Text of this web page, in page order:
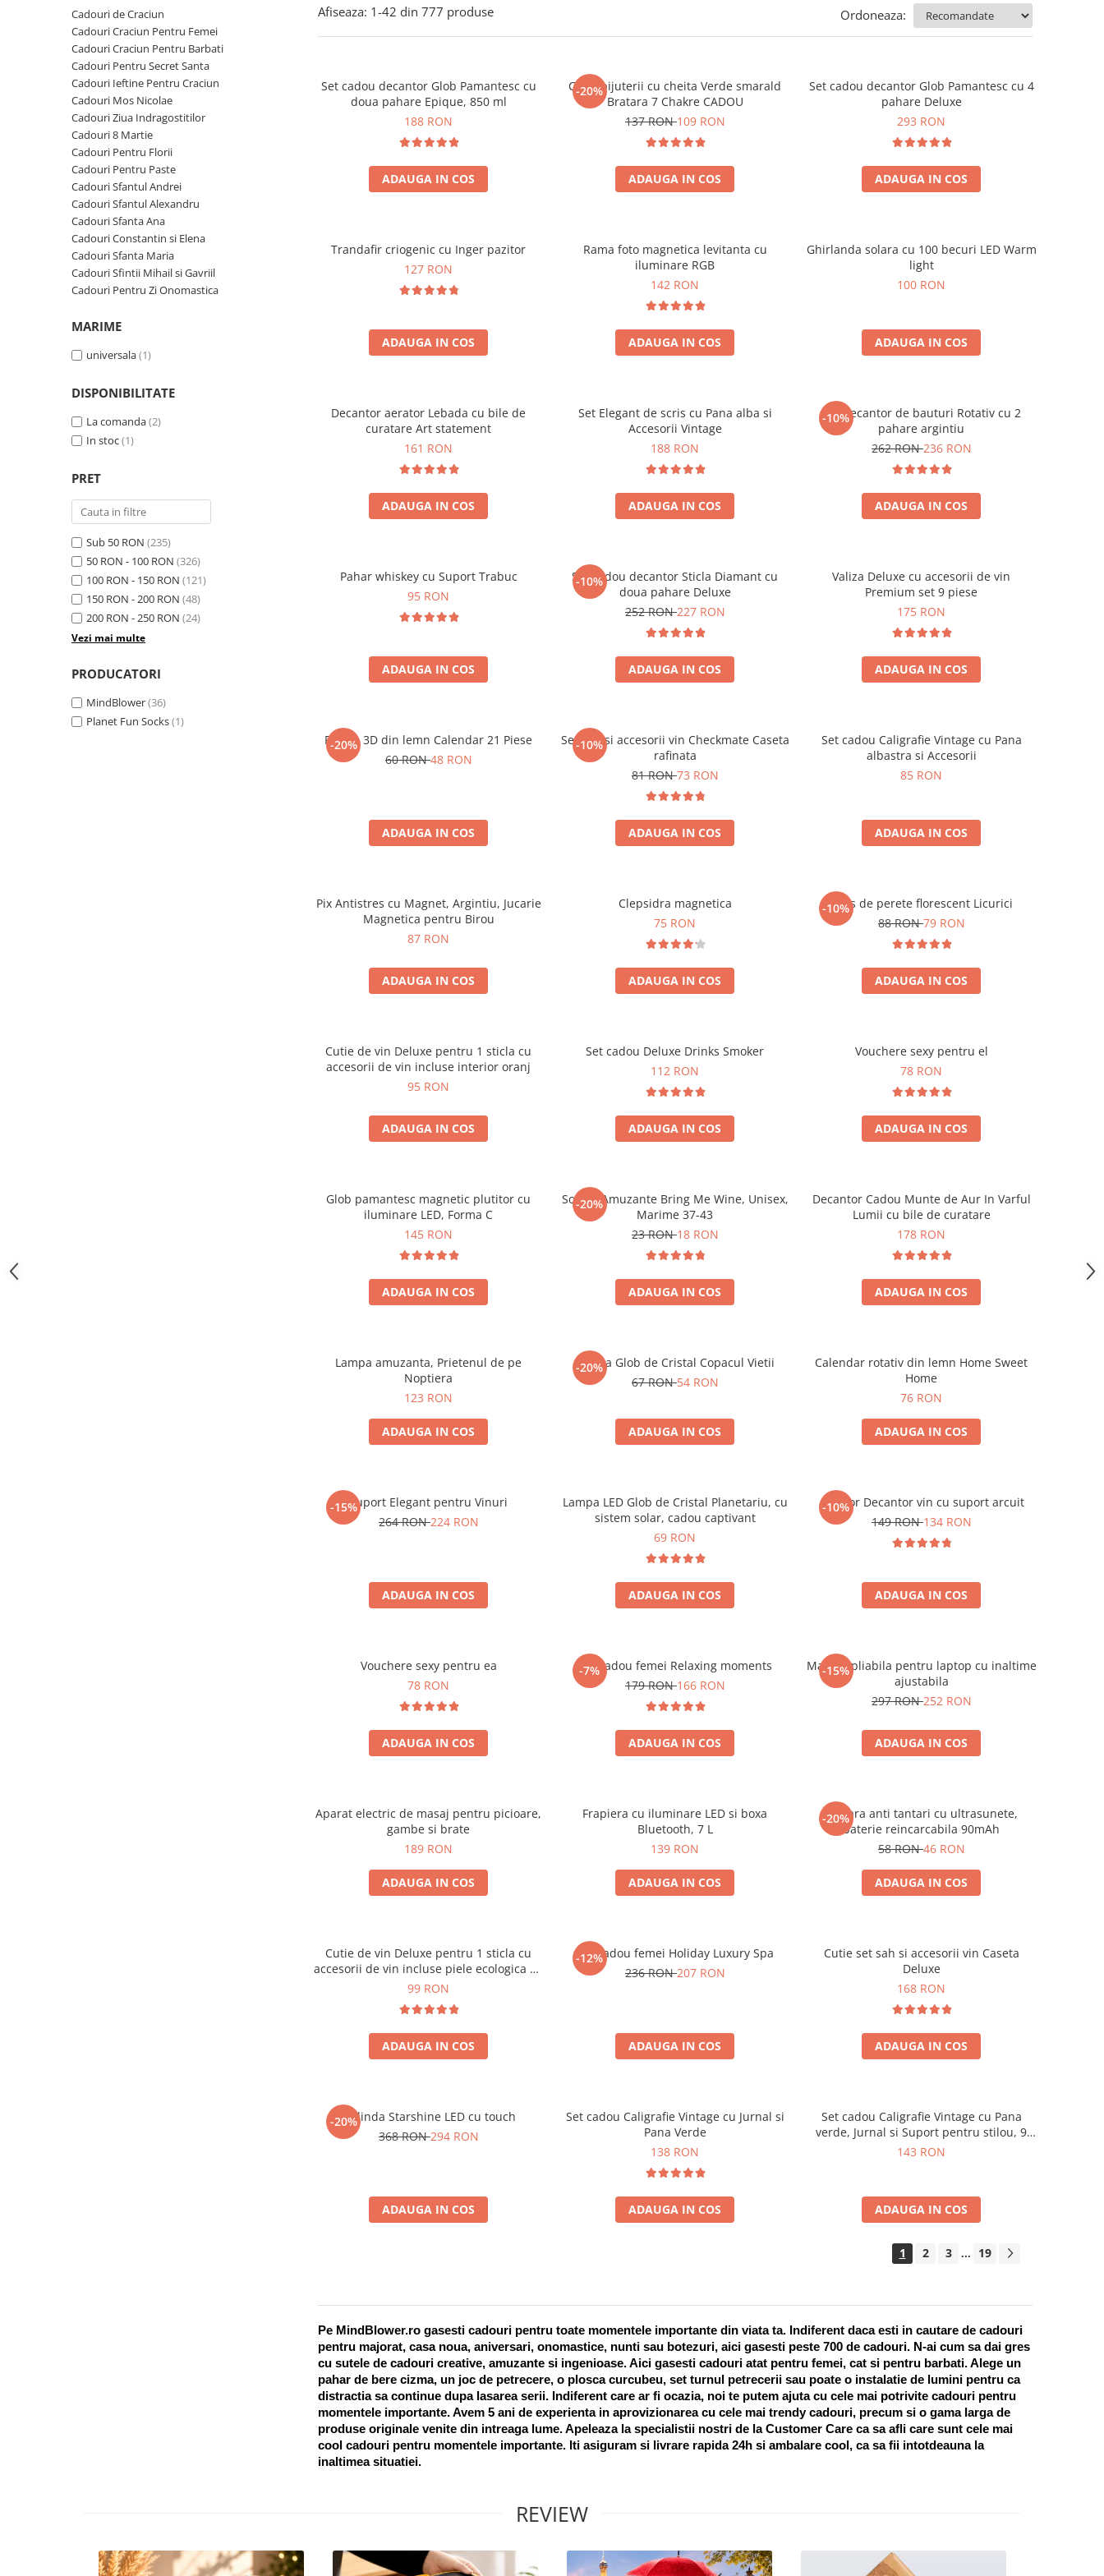
Cadouri Fete
Pentru Copilul din tine
Cadouri Haioase
Cadouri de Casa Noua
Cadouri Majorat
Cadouri pentru Nasi
Cadouri pentru Bunici
Cadouri pentru Prieteni
Cadouri pentru Sefi
Cel ce are tot
Cadouri Nunta si Cununie civila
Cani si Termosuri
Jocuri si Puzzle
Produse pentru Calatorie
Seturi de caligrafie
Cadouri Sfantul Alexandru
Cadouri Sfanta Ana
Cadouri Constantin si Elena
Cadouri Sfanta Maria
Cadouri Sfintii Mihail si Gavriil
Cadouri de Craciun
Cadouri Craciun Pentru Femei
Cadouri Craciun Pentru Barbati
Cadouri Pentru Secret Santa
Cadouri Ieftine Pentru Craciun
Cadouri Mos Nicolae
Cadouri Ziua Indragostitilor
Cadouri 8 Martie
Cadouri Pentru Florii
Cadouri Pentru Paste
Cadouri Sfantul Andrei
Cadouri Sfantul Alexandru
Cadouri Sfanta Ana
Cadouri Constantin si Elena
Cadouri Sfanta Maria
Cadouri Sfintii Mihail si Gavriil
Cadouri Pentru Zi Onomastica
MARIME
universala(1)
DISPONIBILITATE
La comanda(2)
In stoc(1)
PRET
Sub 50 RON (235)
50 RON - 100 RON (326)
100 RON - 150 RON (121)
150 RON - 200 RON (48)
200 RON - 250 RON (24)
Vezi mai multe
PRODUCATORI
MindBlower(36)
Planet Fun Socks(1)
Afiseaza: 1-42 din 777 produse Ordoneaza:
Set cadou decantor Glob Pamantesc cu
doua pahare Epique, 850 ml
188 RON
ADAUGA IN COS
-20%
Cutie bijuterii cu cheita Verde smarald
Bratara 7 Chakre CADOU
137 RON109 RON
ADAUGA IN COS
Set cadou decantor Glob Pamantesc cu 4
pahare Deluxe
293 RON
ADAUGA IN COS
Trandafir criogenic cu Inger pazitor
127 RON
ADAUGA IN COS
Rama foto magnetica levitanta cu
iluminare RGB
142 RON
ADAUGA IN COS
Ghirlanda solara cu 100 becuri LED Warm
light
100 RON
ADAUGA IN COS
Decantor aerator Lebada cu bile de
curatare Art statement
161 RON
ADAUGA IN COS
Set Elegant de scris cu Pana alba si
Accesorii Vintage
188 RON
ADAUGA IN COS
-10%
Set Decantor de bauturi Rotativ cu 2
pahare argintiu
262 RON236 RON
ADAUGA IN COS
Pahar whiskey cu Suport Trabuc
95 RON
ADAUGA IN COS
-10%
Set cadou decantor Sticla Diamant cu
doua pahare Deluxe
252 RON227 RON
ADAUGA IN COS
Valiza Deluxe cu accesorii de vin
Premium set 9 piese
175 RON
ADAUGA IN COS
-20%
Puzzle 3D din lemn Calendar 21 Piese
60 RON48 RON
ADAUGA IN COS
-10%
Set sah si accesorii vin Checkmate Caseta
rafinata
81 RON73 RON
ADAUGA IN COS
Set cadou Caligrafie Vintage cu Pana
albastra si Accesorii
85 RON
ADAUGA IN COS
Pix Antistres cu Magnet, Argintiu, Jucarie
Magnetica pentru Birou
87 RON
ADAUGA IN COS
Clepsidra magnetica
75 RON
ADAUGA IN COS
-10%
Ceas de perete florescent Licurici
88 RON79 RON
ADAUGA IN COS
Cutie de vin Deluxe pentru 1 sticla cu
accesorii de vin incluse interior oranj
95 RON
ADAUGA IN COS
Set cadou Deluxe Drinks Smoker
112 RON
ADAUGA IN COS
Vouchere sexy pentru el
78 RON
ADAUGA IN COS
Glob pamantesc magnetic plutitor cu
iluminare LED, Forma C
145 RON
ADAUGA IN COS
-20%
Sosete Amuzante Bring Me Wine, Unisex,
Marime 37-43
23 RON18 RON
ADAUGA IN COS
Decantor Cadou Munte de Aur In Varful
Lumii cu bile de curatare
178 RON
ADAUGA IN COS
Lampa amuzanta, Prietenul de pe
Noptiera
123 RON
ADAUGA IN COS
-20%
Lampa Glob de Cristal Copacul Vietii
67 RON54 RON
ADAUGA IN COS
Calendar rotativ din lemn Home Sweet
Home
76 RON
ADAUGA IN COS
-15%Suport Elegant pentru Vinuri
264 RON224 RON
ADAUGA IN COS
Lampa LED Glob de Cristal Planetariu, cu
sistem solar, cadou captivant
69 RON
ADAUGA IN COS
-10%
Aerator Decantor vin cu suport arcuit
149 RON134 RON
ADAUGA IN COS
Vouchere sexy pentru ea
78 RON
ADAUGA IN COS
-7%
Set cadou femei Relaxing moments
179 RON166 RON
ADAUGA IN COS
-15%
Masuta pliabila pentru laptop cu inaltime
ajustabila
297 RON252 RON
ADAUGA IN COS
Aparat electric de masaj pentru picioare,
gambe si brate
189 RON
ADAUGA IN COS
Frapiera cu iluminare LED si boxa
Bluetooth, 7 L
139 RON
ADAUGA IN COS
-20%
Bratara anti tantari cu ultrasunete,
baterie reincarcabila 90mAh
58 RON46 RON
ADAUGA IN COS
Cutie de vin Deluxe pentru 1 sticla cu
accesorii de vin incluse piele ecologica de
crocodil
99 RON
ADAUGA IN COS
-12%
Set cadou femei Holiday Luxury Spa
236 RON207 RON
ADAUGA IN COS
Cutie set sah si accesorii vin Caseta
Deluxe
168 RON
ADAUGA IN COS
-20%
Oglinda Starshine LED cu touch
368 RON294 RON
ADAUGA IN COS
Set cadou Caligrafie Vintage cu Jurnal si
Pana Verde
138 RON
ADAUGA IN COS
Set cadou Caligrafie Vintage cu Pana
verde, Jurnal si Suport pentru stilou, 9
piese
143 RON
ADAUGA IN COS
1 2 3 ... 19
Pe MindBlower.ro gasesti cadouri pentru toate momentele importante din viata ta. Indiferent daca esti in cautare de cadouri
pentru majorat, casa noua, aniversari, onomastice, nunti sau botezuri, aici gasesti peste 700 de cadouri. N-ai cum sa dai gres
cu sutele de cadouri creative, amuzante si ingenioase. Aici gasesti cadouri atat pentru femei, cat si pentru barbati. Alege un
pahar de bere cizma, un joc de petrecere, o plosca curcubeu, set turnul petrecerii sau poate o instalatie de lumini pentru ca
distractia sa continue dupa lasarea serii. Indiferent care ar fi ocazia, noi te putem ajuta cu cele mai potrivite cadouri pentru
momentele importante. Avem 5 ani de experienta in aprovizionarea cu cele mai trendy cadouri, precum si o gama larga de
produse originale venite din intreaga lume. Apeleaza la specialistii nostri de la Customer Care ca sa afli care sunt cele mai
cool cadouri pentru momentele importante. Iti asiguram si livrare rapida 24h si ambalare cool, ca sa fii intotdeauna la
inaltimea situatiei.
REVIEW